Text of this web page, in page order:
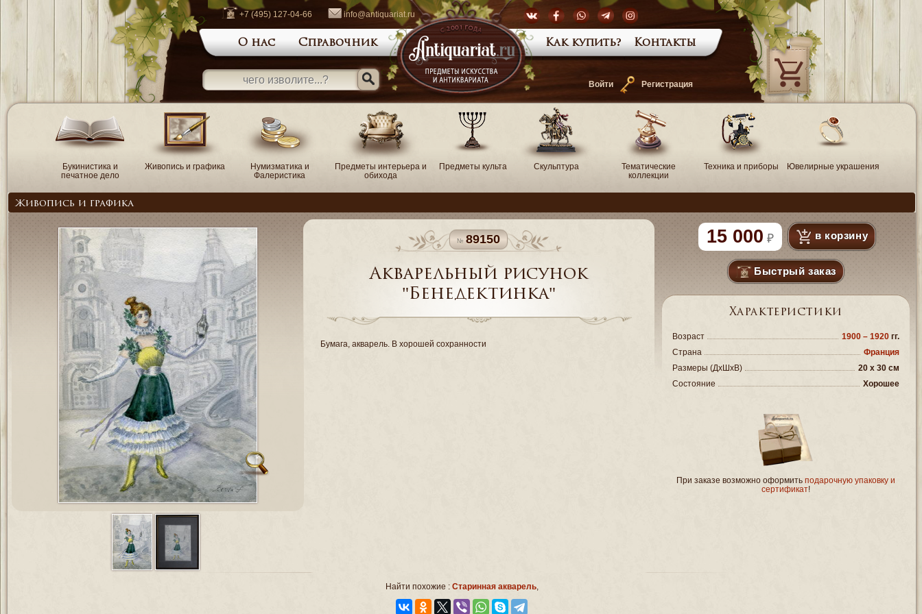
+7 (495) 127-04-66 info@antiquariat.ru
Войти Регистрация
О нас Справочник Как купить? Контакты
—
Букинистика и
печатное дело
Живопись и графика
Нумизматика и
Фалеристика
Предметы интерьера и
обихода
Предметы культа Скульптура
Тематические
коллекции
Техника и приборы Ювелирные украшения
Живопись и графика
89150
Акварельный рисунок
"Бенедектинка"
Бумага, акварель. В хорошей сохранности
15 000 в корзину
Быстрый заказ
Характеристики
Возраст 1900 – 1920 гг.
Страна
Франция
Размеры (ДxШxВ)
20 x 30 см
Состояние
Хорошее
При заказе возможно оформить подарочную упаковку и
сертификат!
Найти похожие : Старинная акварель,